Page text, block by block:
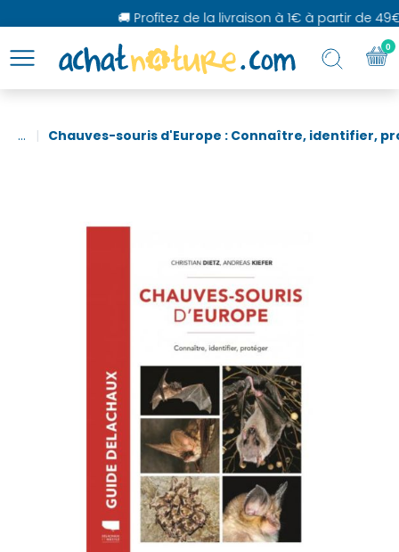
🚚 Profitez de la livraison à 1€ à partir de 49€
... Chauves-souris d'Europe : Connaître, identifier,
0